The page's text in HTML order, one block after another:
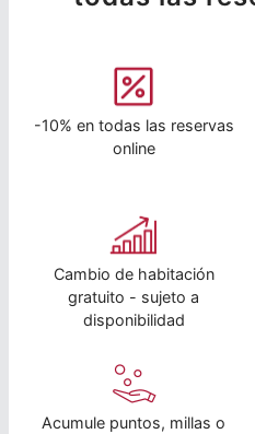
-10% en todas las reservas
online
Cambio de habitación
gratuito - sujeto a
disponibilidad
Acumule puntos, millas o